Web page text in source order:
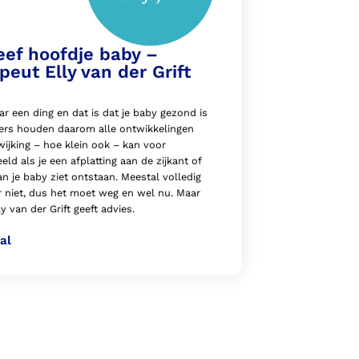
hoofdje baby –
Elly van der Grift
een ding en dat is dat je baby gezond is
houden daarom alle ontwikkelingen
– hoe klein ook – kan voor
als je een afplatting aan de zijkant of
je baby ziet ontstaan. Meestal volledig
dus het moet weg en wel nu. Maar
van der Grift geeft advies.